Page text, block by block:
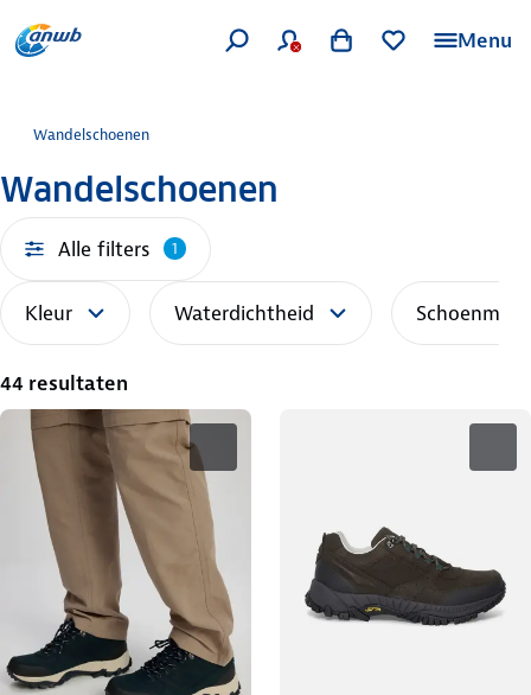
Menu
Wandelschoenen
Wandelschoenen
Alle filters 1
Kleur Waterdichtheid Schoenmaat
44 resultaten